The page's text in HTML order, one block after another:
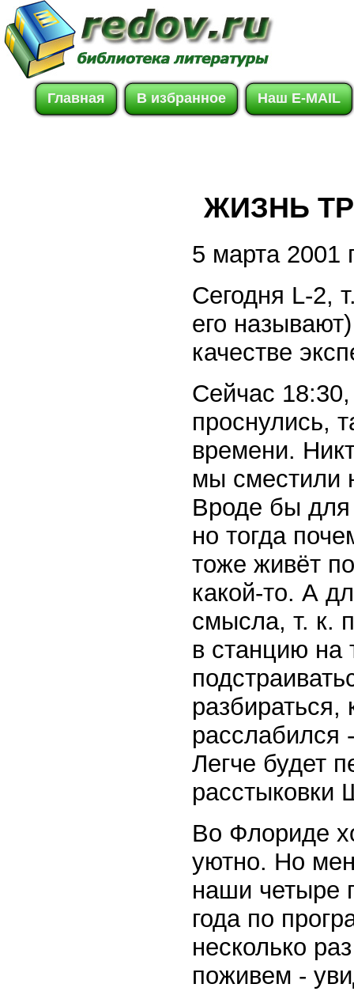
Главная В избранное Наш E-MAIL
ЖИЗНЬ
5 марта 2001
Сегодня L-2,
его
качестве
Сейчас
проснулись,
времени.
мы сместили
Вроде бы для
но тогда
тоже живёт
какой-то. А
смысла, т. к.
в станцию на
разбираться,
расслабился
Легче будет
расстыковки
Во Флориде
уютно. Но
наши четыре
года по
несколько
поживем -